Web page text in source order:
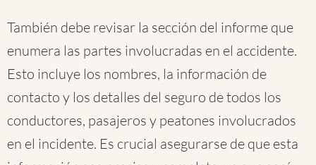
También debe revisar la sección del informe que
enumera las partes involucradas en el accidente.
Esto incluye los nombres, la información de
contacto y los detalles del seguro de todos los
conductores, pasajeros y peatones involucrados
en el incidente. Es crucial asegurarse de que esta